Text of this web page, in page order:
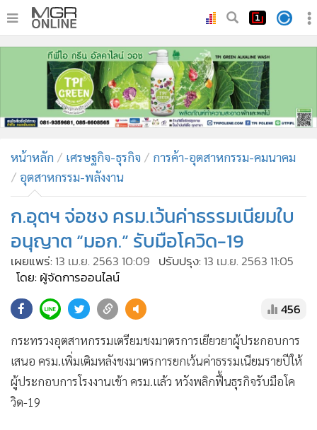
หน้าหลัก
ทันเหตุการณ์
• ภูมิภาค
• บันเทิง
• ผู้จัดการรายวัน
ละคร
• CbizReview
Cyber BIZ
ผู้จัดกวน
• Good health & Well-being
• Green Innovation & SD
• Management & HR
• MGR Live
• Infographic
หน้าหลัก เศรษฐกิจ-ธุรกิจ
การค้า-อุตสาหกรรม-คมนาคม
อุตสาหกรรม-พลังงาน
ก.อุตฯ จ่อชง ครม.เว้นค่าธรรมเนียมใบ
อนุญาต “มอก.” รับมือโควิด-19
เผยแพร่: 13 เม.ย. 2563 10:09 ปรับปรุง: 13 เม.ย. 2563 11:05
โดย: ผู้จัดการออนไลน์
456
กระทรวงอุตสาหกรรมเตรียมชงมาตรการเยียวยาผู้ประกอบการ
เสนอ ครม.เพิ่มเติมหลังชงมาตรการยกเว้นค่าธรรมเนียมรายปีให้
ผู้ประกอบการโรงงานเข้า ครม.แล้ว หวังพลิกฟื้นธุรกิจรับมือโค
วิด-19